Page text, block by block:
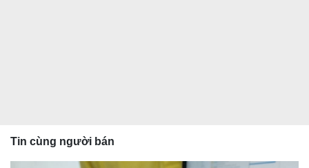
Tin cùng người bán